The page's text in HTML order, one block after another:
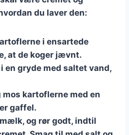
du laver den:
i ensartede
at de koger jævnt.
en gryde med saltet vand,
kartoflerne med en
gaffel.
og rør godt, indtil